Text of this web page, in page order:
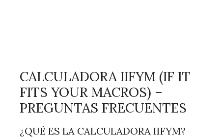
CALCULADORA IIFYM (IF IT
FITS YOUR MACROS) –
PREGUNTAS FRECUENTES
¿QUÉ ES LA CALCULADORA IIFYM?